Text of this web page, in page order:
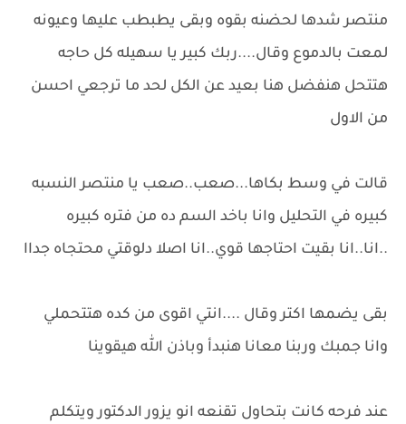
منتصر شدها لحضنه بقوه وبقى يطبطب عليها وعيونه
لمعت بالدموع وقال....ربك كبير يا سهيله كل حاجه
هتتحل هنفضل هنا بعيد عن الكل لحد ما ترجعي احسن
من الاول
قالت في وسط بكاها...صعب..صعب يا منتصر النسبه
كبيره في التحليل وانا باخد السم ده من فتره كبيره
..انا..انا بقيت احتاجها قوي..انا اصلا دلوقتي محتجاه جداا
بقى يضمها اكتر وقال ....انتي اقوى من كده هتتحملي
وانا جمبك وربنا معانا هنبدأ وباذن الله هيقوينا
عند فرحه كانت بتحاول تقنعه انو يزور الدكتور ويتكلم